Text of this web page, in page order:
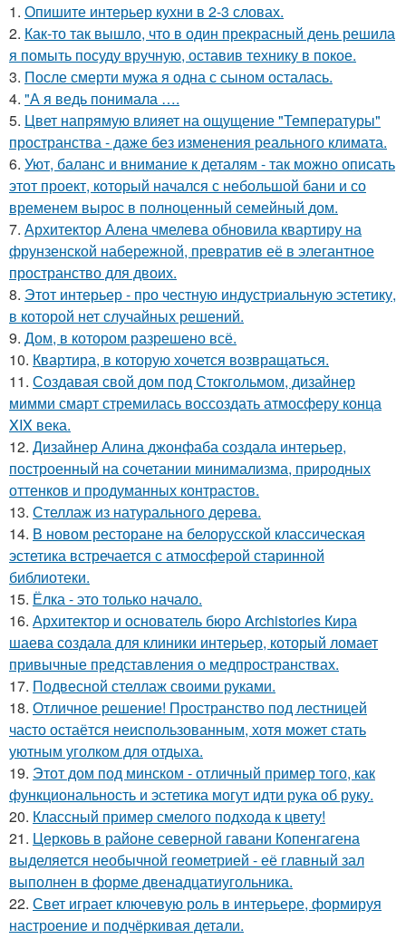
1. Опишите интерьер кухни в 2-3 словах.
2. Как-то так вышло, что в один прекрасный день решила
я помыть посуду вручную, оставив технику в покое.
3. После смерти мужа я одна с сыном осталась.
4. "А я ведь понимала ….
5. Цвет напрямую влияет на ощущение "Температуры"
пространства - даже без изменения реального климата.
6. Уют, баланс и внимание к деталям - так можно описать
этот проект, который начался с небольшой бани и со
временем вырос в полноценный семейный дом.
7. Архитектор Алена чмелева обновила квартиру на
фрунзенской набережной, превратив её в элегантное
пространство для двоих.
8. Этот интерьер - про честную индустриальную эстетику,
в которой нет случайных решений.
9. Дом, в котором разрешено всё.
10. Квартира, в которую хочется возвращаться.
11. Создавая свой дом под Стокгольмом, дизайнер
мимми смарт стремилась воссоздать атмосферу конца
XIX века.
12. Дизайнер Алина джонфаба создала интерьер,
построенный на сочетании минимализма, природных
оттенков и продуманных контрастов.
13. Стеллаж из натурального дерева.
14. В новом ресторане на белорусской классическая
эстетика встречается с атмосферой старинной
библиотеки.
15. Ёлка - это только начало.
16. Архитектор и основатель бюро Archistories Кира
шаева создала для клиники интерьер, который ломает
привычные представления о медпространствах.
17. Подвесной стеллаж своими руками.
18. Отличное решение! Пространство под лестницей
часто остаётся неиспользованным, хотя может стать
уютным уголком для отдыха.
19. Этот дом под минском - отличный пример того, как
функциональность и эстетика могут идти рука об руку.
20. Классный пример смелого подхода к цвету!
21. Церковь в районе северной гавани Копенгагена
выделяется необычной геометрией - её главный зал
выполнен в форме двенадцатиугольника.
22. Свет играет ключевую роль в интерьере, формируя
настроение и подчёркивая детали.